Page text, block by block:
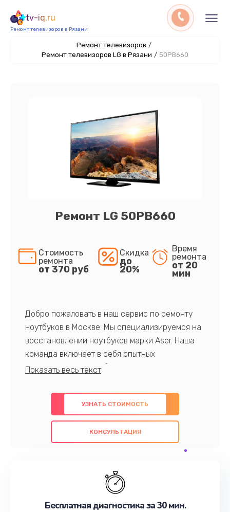
tv-iq.ru
Ремонт телевизоров в Рязани
Ремонт телевизоров /
Ремонт телевизоров LG в Рязани / 50PB660
Ремонт LG 50PB660
Стоимость
ремонта
от 370 руб
Скидка
до
20%
Время
ремонта
от 20
мин
Добро пожаловать в наш сервис по ремонту
ноутбуков в Москве. Мы специализируемся на
восстановлении ноутбуков марки Aser. Наша
команда включает в себя опытных
профессионалов с обширными знаниями и
предлагаем быстрый и качественный ремонт с
использованием оригинальных компонентов, а
также гарантируем качество всех
проведенных работ. Наша цель - предоставить
наилучшим образом. Не медлите записаться на
УЗНАТЬ СТОИМОСТЬ
КОНСУЛЬТАЦИЯ
Бесплатная диагностика за 30 мин.